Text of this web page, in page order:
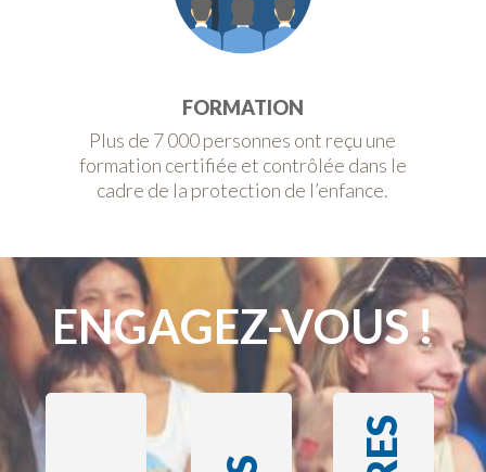
FORMATION
Plus de 7 000 personnes ont reçu une
formation certifiée et contrôlée dans le
cadre de la protection de l’enfance.